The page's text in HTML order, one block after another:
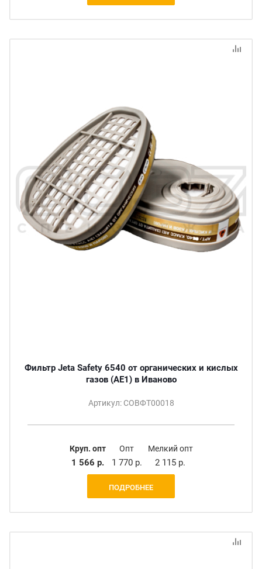
Фильтр Jeta Safety 6540 от органических и кислых
газов (AE1) в Иваново
Артикул: СОВФТ00018
Круп. опт
1 566 р.
Опт
1 770 р.
Мелкий опт
2 115 р.
ПОДРОБНЕЕ